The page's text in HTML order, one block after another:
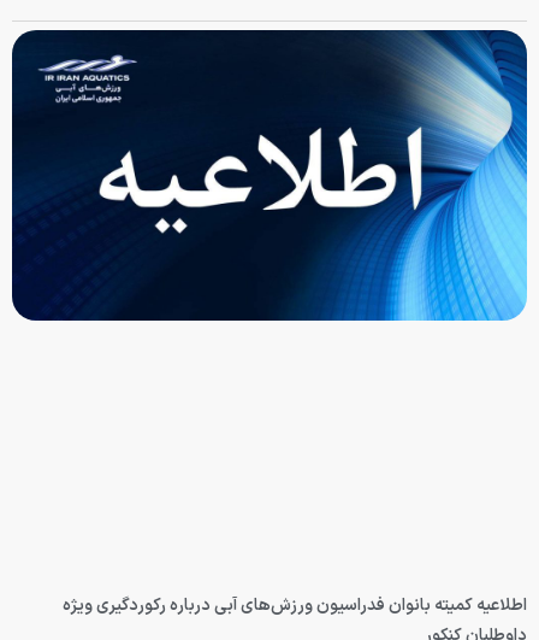
اطلاعیه کمیته بانوان فدراسیون ورزش‌های آبی درباره رکوردگیری ویژه